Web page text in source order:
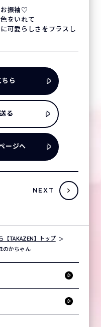
お振袖♡
をいれて
可愛らしさをプラスし
ちら
る
ージへ
NEXT
【TAKAZEN】トップ
のかちゃん